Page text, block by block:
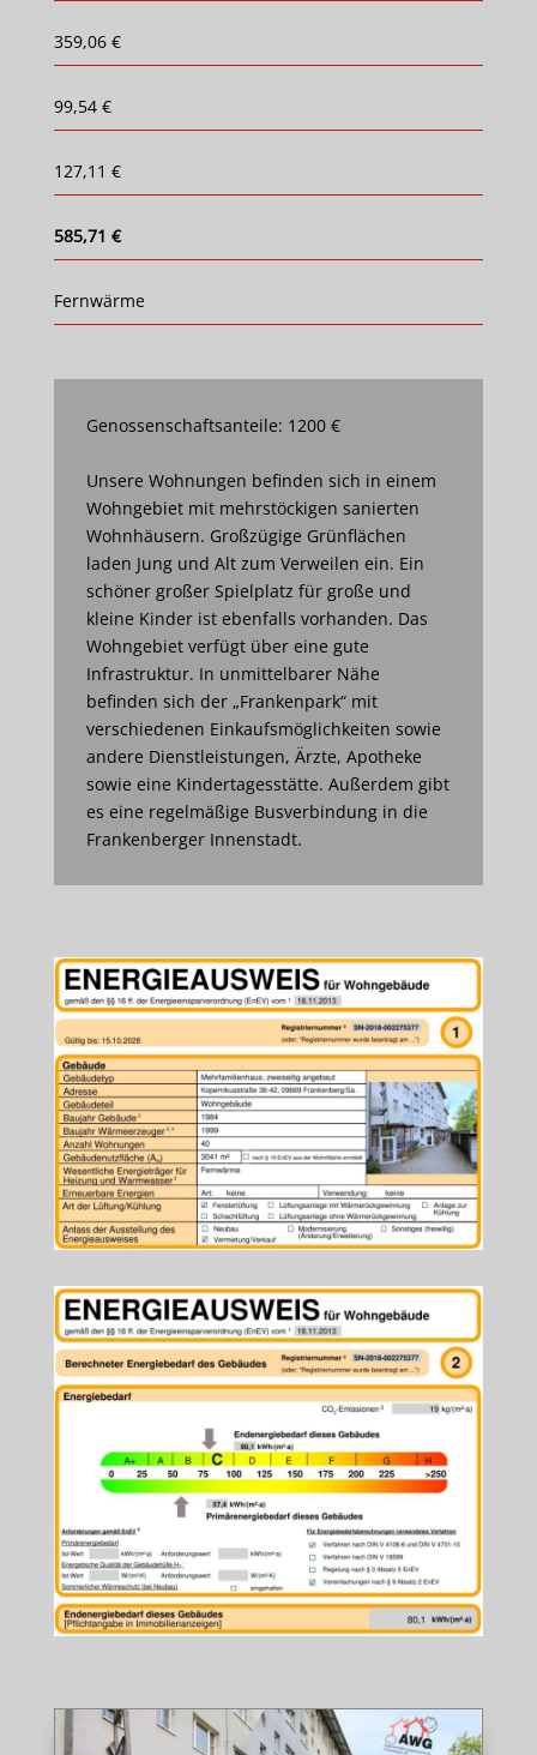
359,06 €
99,54 €
127,11 €
585,71 €
Fernwärme
Genossenschaftsanteile: 1200 €
Unsere Wohnungen befinden sich in einem
Wohngebiet mit mehrstöckigen sanierten
Wohnhäusern. Großzügige Grünflächen
laden Jung und Alt zum Verweilen ein. Ein
schöner großer Spielplatz für große und
kleine Kinder ist ebenfalls vorhanden. Das
Wohngebiet verfügt über eine gute
Infrastruktur. In unmittelbarer Nähe
befinden sich der „Frankenpark“ mit
verschiedenen Einkaufsmöglichkeiten sowie
andere Dienstleistungen, Ärzte, Apotheke
sowie eine Kindertagesstätte. Außerdem gibt
es eine regelmäßige Busverbindung in die
Frankenberger Innenstadt.